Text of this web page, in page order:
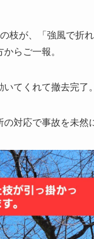
枝が、「強風で折
らご一報。
てくれて撤去完了。
対応で事故を未然